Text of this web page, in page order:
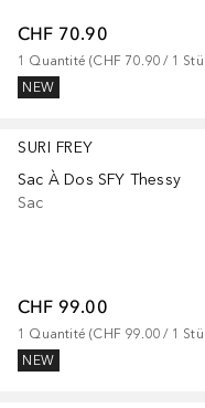
CHF 70.90
1 Quantité (CHF 70.90 / 1
NEW
SURI FREY
Sac À Dos SFY Thessy
Sac
CHF 99.00
1 Quantité (CHF 99.00 / 1
NEW